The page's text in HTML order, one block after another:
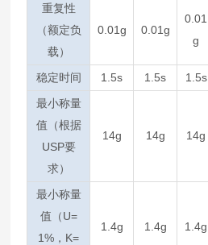
重复性
（额定负
载）
0.01g 0.01g
0.01
g
稳定时间 1.5s 1.5s 1.5s
最小称量
值（根据
USP要
求）
14g 14g 14g
最小称量
值（U=
1%，K=
1.4g 1.4g 1.4g